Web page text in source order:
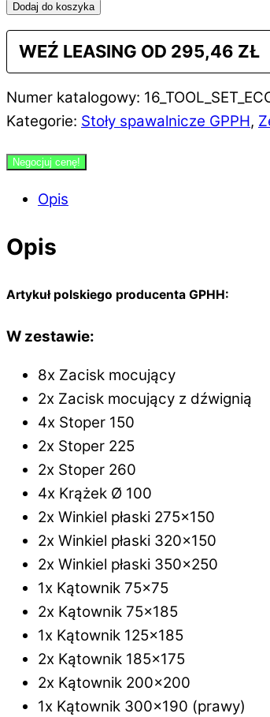
Dodaj do koszyka
WEŹ LEASING OD 295,46 ZŁ
Numer katalogowy:
Kategorie: Stoły spawalnicze GPPH,
Negocjuj cenę!
Opis
Opis
Artykuł polskiego producenta GPHH:
W zestawie:
8x Zacisk mocujący
2x Zacisk mocujący z dźwignią
4x Stoper 150
2x Stoper 225
2x Stoper 260
4x Krążek Ø 100
2x Winkiel płaski 275×150
2x Winkiel płaski 320×150
2x Winkiel płaski 350×250
1x Kątownik 75×75
2x Kątownik 75×185
1x Kątownik 125×185
2x Kątownik 185×175
2x Kątownik 200×200
1x Kątownik 300×190 (prawy)